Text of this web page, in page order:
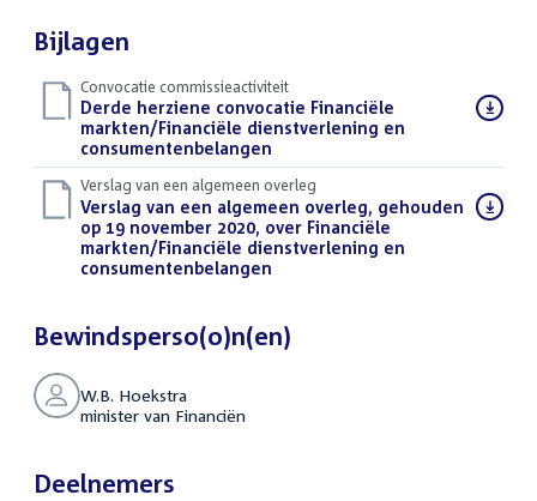
Bijlagen
Convocatie commissieactiviteit
Download
bestand:
Derde herziene convocatie Financiële
markten/Financiële dienstverlening en
consumentenbelangen
Verslag van een algemeen overleg
Download
bestand:
Verslag van een algemeen overleg, gehouden
op 19 november 2020, over Financiële
markten/Financiële dienstverlening en
consumentenbelangen
Bewindsperso(o)n(en)
W.B. Hoekstra
minister van Financiën
Deelnemers